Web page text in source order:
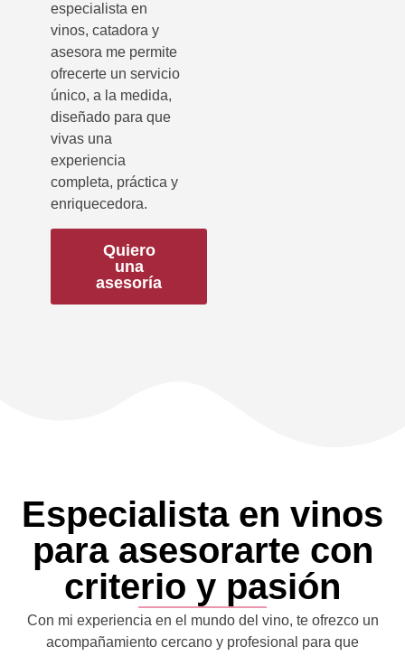
especialista en
vinos, catadora y
asesora me permite
ofrecerte un servicio
único, a la medida,
diseñado para que
vivas una
experiencia
completa, práctica y
enriquecedora.
Quiero
una
asesoría
Especialista en vinos
para asesorarte con
criterio y pasión
Con mi experiencia en el mundo del vino, te ofrezco un
acompañamiento cercano y profesional para que